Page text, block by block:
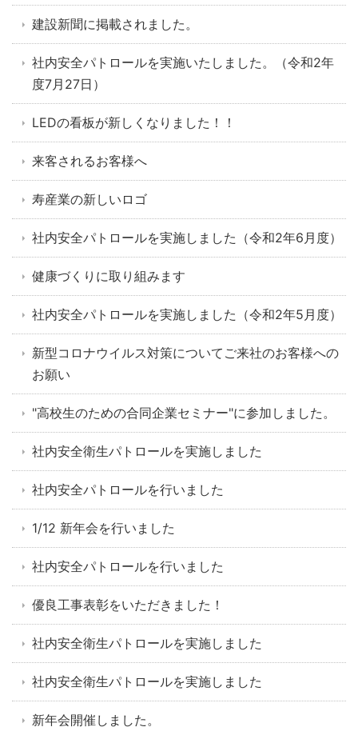
建設新聞に掲載されました。
社内安全パトロールを実施いたしました。（令和2年
度7月27日）
LEDの看板が新しくなりました！！
来客されるお客様へ
寿産業の新しいロゴ
社内安全パトロールを実施しました（令和2年6月度）
健康づくりに取り組みます
社内安全パトロールを実施しました（令和2年5月度）
新型コロナウイルス対策についてご来社のお客様への
お願い
"高校生のための合同企業セミナー"に参加しました。
社内安全衛生パトロールを実施しました
社内安全パトロールを行いました
1/12 新年会を行いました
社内安全パトロールを行いました
優良工事表彰をいただきました！
社内安全衛生パトロールを実施しました
社内安全衛生パトロールを実施しました
新年会開催しました。